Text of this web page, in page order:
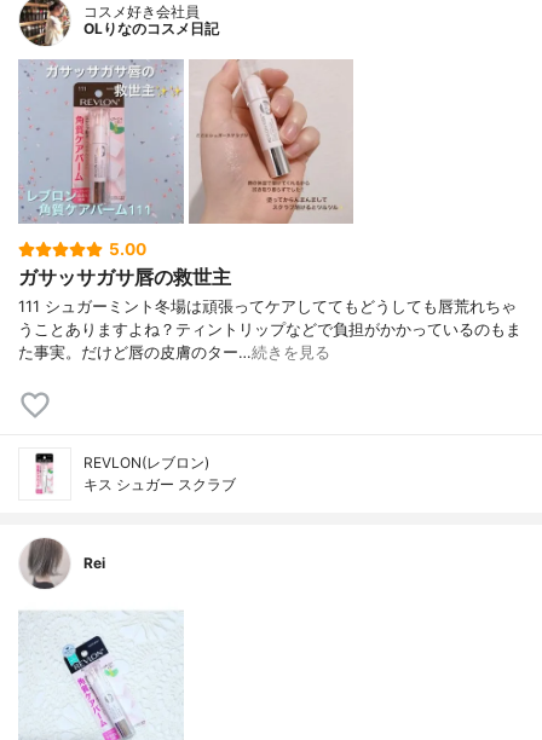
コスメ好き会社員
OLりなのコスメ日記
5.00
ガサッサガサ唇の救世主
111 シュガーミント冬場は頑張ってケアしててもどうしても唇荒れちゃ
うことありますよね？ティントリップなどで負担がかかっているのもま
た事実。だけど唇の皮膚のター…続きを見る
REVLON(レブロン)
キス シュガー スクラブ
Rei